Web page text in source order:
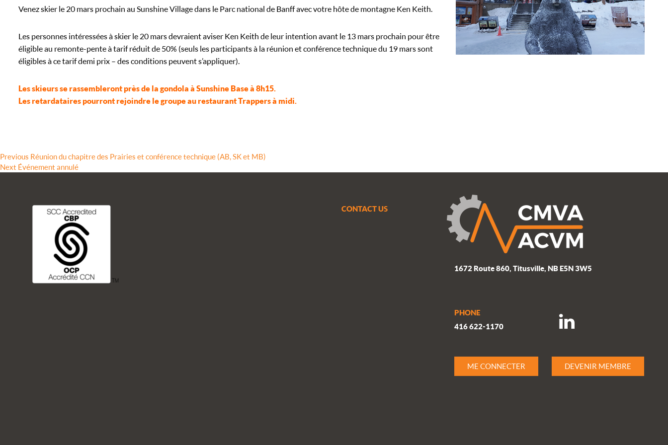
Venez skier le 20 mars prochain au Sunshine Village dans le Parc national de Banff avec votre hôte de montagne Ken Keith.
Les personnes intéressées à skier le 20 mars devraient aviser Ken Keith de leur intention avant le 13 mars prochain pour être
éligible au remonte-pente à tarif réduit de 50% (seuls les participants à la réunion et conférence technique du 19 mars sont
éligibles à ce tarif demi prix – des conditions peuvent s’appliquer).
Les skieurs se rassembleront près de la gondola à Sunshine Base à 8h15.
Les retardataires pourront rejoindre le groupe au restaurant Trappers à midi.
Previous Previous
post:
Réunion du chapitre des Prairies et conférence technique (AB, SK et MB)
Next Next
Événement annulé
CONTACT US
1672 Route 860, Titusville, NB E5N 3W5
PHONE
416 622-1170
ME CONNECTER DEVENIR MEMBRE